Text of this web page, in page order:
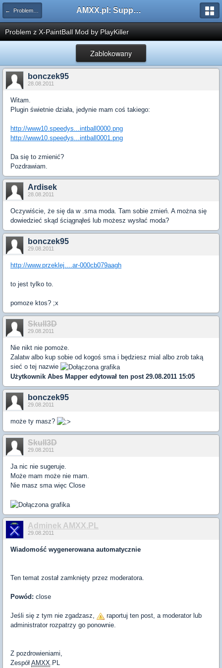
← Problemy z pluginami AMXX.pl: Support AMX Mod X i SourceMod
Problem z X-PaintBall Mod by PlayKiller
Zablokowany
bonczek95
28.08.2011
Witam.
Plugin świetnie działa, jedynie mam coś takiego:
http://www10.speedys...intball0000.png
http://www10.speedys...intball0001.png
Da się to zmienić?
Pozdrawiam.
Ardisek
28.08.2011
Oczywiście, że się da w .sma moda. Tam sobie zmień. A można się
dowiedzieć skąd ściągnąłeś lub możesz wysłać moda?
bonczek95
29.08.2011
http://www.przeklej....ar-000cb079aagh
to jest tylko to.
pomoze ktos? ;x
Skull3D
29.08.2011
Nie nikt nie pomoże.
Zalatw albo kup sobie od kogoś sma i będziesz mial albo zrob taką
sieć o tej nazwie
Użytkownik Abes Mapper edytował ten post 29.08.2011 15:05
bonczek95
29.08.2011
może ty masz?
Skull3D
29.08.2011
Ja nic nie sugeruje.
Może mam może nie mam.
Nie masz sma więc Close
Adminek AMXX.PL
29.08.2011
Wiadomość wygenerowana automatycznie
Ten temat został zamknięty przez moderatora.
Powód: close
Jeśli się z tym nie zgadzasz,
raportuj ten post, a moderator lub
administrator rozpatrzy go ponownie.
Z pozdrowieniami,
Zespół AMXX.PL